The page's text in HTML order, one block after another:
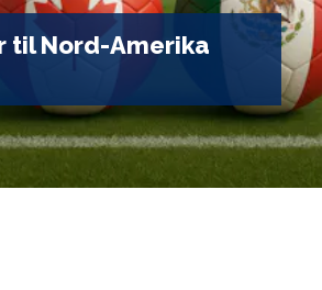
til Nord-Amerika